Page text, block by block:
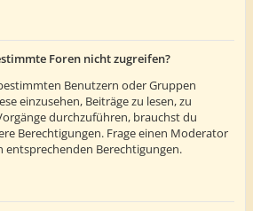
Foren nicht zugreifen?
Benutzern oder Gruppen
einzusehen, Beiträge zu lesen, zu
durchzuführen, brauchst du
Berechtigungen. Frage einen Moderator
Berechtigungen.